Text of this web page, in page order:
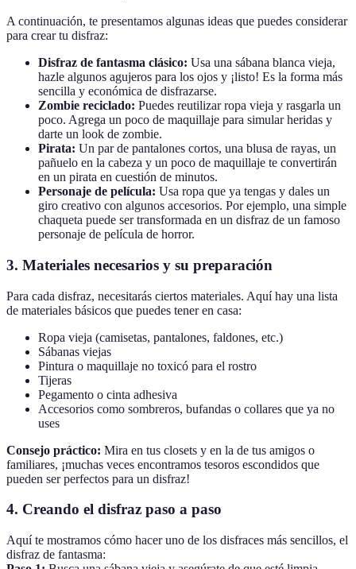
A continuación, te presentamos algunas ideas que puedes considerar
para crear tu disfraz:
Disfraz de fantasma clásico: Usa una sábana blanca vieja,
hazle algunos agujeros para los ojos y ¡listo! Es la forma más
sencilla y económica de disfrazarse.
Zombie reciclado: Puedes reutilizar ropa vieja y rasgarla un
poco. Agrega un poco de maquillaje para simular heridas y
darte un look de zombie.
Pirata: Un par de pantalones cortos, una blusa de rayas, un
pañuelo en la cabeza y un poco de maquillaje te convertirán
en un pirata en cuestión de minutos.
Personaje de película: Usa ropa que ya tengas y dales un
giro creativo con algunos accesorios. Por ejemplo, una simple
chaqueta puede ser transformada en un disfraz de un famoso
personaje de película de horror.
3. Materiales necesarios y su preparación
Para cada disfraz, necesitarás ciertos materiales. Aquí hay una lista
de materiales básicos que puedes tener en casa:
Ropa vieja (camisetas, pantalones, faldones, etc.)
Sábanas viejas
Pintura o maquillaje no toxicó para el rostro
Tijeras
Pegamento o cinta adhesiva
Accesorios como sombreros, bufandas o collares que ya no
uses
Consejo práctico: Mira en tus closets y en la de tus amigos o
familiares, ¡muchas veces encontramos tesoros escondidos que
pueden ser perfectos para un disfraz!
4. Creando el disfraz paso a paso
Aquí te mostramos cómo hacer uno de los disfraces más sencillos, el
disfraz de fantasma: